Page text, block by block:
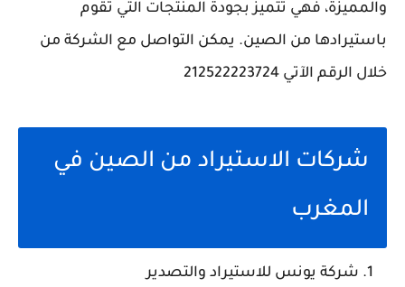
والمميزة، فهي تتميز بجودة المنتجات التي تقوم
باستيرادها من الصين. يمكن التواصل مع الشركة من
خلال الرقم الآتي 212522223724
شركات الاستيراد من الصين في
المغرب
شركة يونس للاستيراد والتصدير